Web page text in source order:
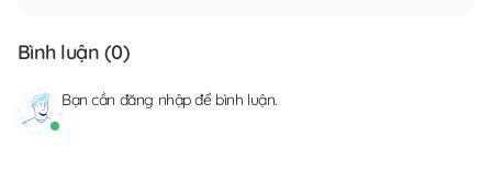
Bình luận (0)
Bạn cần đăng nhậpđể bình luận.